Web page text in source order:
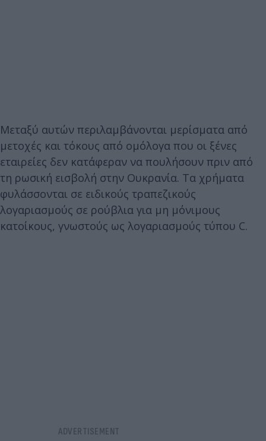
Μεταξύ αυτών περιλαμβάνονται μερίσματα από
μετοχές και τόκους από ομόλογα που οι ξένες
εταιρείες δεν κατάφεραν να πουλήσουν πριν από
τη ρωσική εισβολή στην Ουκρανία. Τα χρήματα
φυλάσσονται σε ειδικούς τραπεζικούς
λογαριασμούς σε ρούβλια για μη μόνιμους
κατοίκους, γνωστούς ως λογαριασμούς τύπου C.